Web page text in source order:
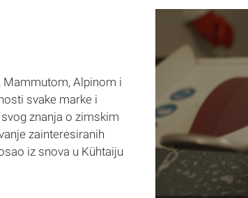
Mammutom, Alpinom i
svake marke i
znanja o zimskim
zainteresiranih
iz snova u Kühtaiju